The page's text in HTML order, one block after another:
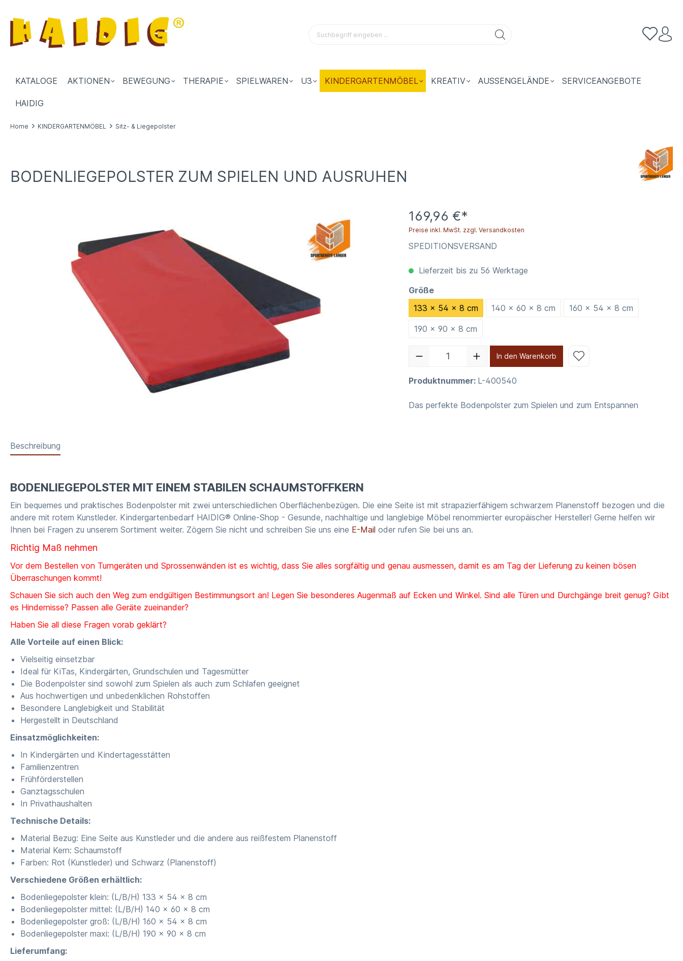
KATALOGE AKTIONEN BEWEGUNG THERAPIE SPIELWAREN U3 KINDERGARTENMÖBEL KREATIV AUSSENGELÄNDE SERVICEANGEBOTE
HAIDIG
Home KINDERGARTENMÖBEL Sitz- & Liegepolster
BODENLIEGEPOLSTER ZUM SPIELEN UND AUSRUHEN
169,96 €*
Preise inkl. MwSt. zzgl. Versandkosten
SPEDITIONSVERSAND
Lieferzeit bis zu 56 Werktage
Größe
133 x 54 x 8 cm
140 x 60 x 8 cm 160 x 54 x 8 cm
190 x 90 x 8 cm
In den Warenkorb
Produktnummer: L-400540
Das perfekte Bodenpolster zum Spielen und zum Entspannen
Beschreibung
BODENLIEGEPOLSTER MIT EINEM STABILEN SCHAUMSTOFFKERN
Ein bequemes und praktisches Bodenpolster mit zwei unterschiedlichen Oberflächenbezügen. Die eine Seite ist mit strapazierfähigem schwarzem Planenstoff bezogen und die
andere mit rotem Kunstleder. Kindergartenbedarf HAIDIG® Online-Shop - Gesunde, nachhaltige und langlebige Möbel renommierter europäischer Hersteller! Gerne helfen wir
Ihnen bei Fragen zu unserem Sortiment weiter. Zögern Sie nicht und schreiben Sie uns eine E-Mail oder rufen Sie bei uns an.
Richtig Maß nehmen
Vor dem Bestellen von Turngeräten und Sprossenwänden ist es wichtig, dass Sie alles sorgfältig und genau ausmessen, damit es am Tag der Lieferung zu keinen bösen
Überraschungen kommt!
Schauen Sie sich auch den Weg zum endgültigen Bestimmungsort an! Legen Sie besonderes Augenmaß auf Ecken und Winkel. Sind alle Türen und Durchgänge breit genug? Gibt
es Hindernisse? Passen alle Geräte zueinander?
Haben Sie all diese Fragen vorab geklärt?
Alle Vorteile auf einen Blick:
Vielseitig einsetzbar
Ideal für KiTas, Kindergärten, Grundschulen und Tagesmütter
Die Bodenpolster sind sowohl zum Spielen als auch zum Schlafen geeignet
Aus hochwertigen und unbedenklichen Rohstoffen
Besondere Langlebigkeit und Stabilität
Hergestellt in Deutschland
Einsatzmöglichkeiten:
In Kindergärten und Kindertagesstätten
Familienzentren
Frühförderstellen
Ganztagsschulen
In Privathaushalten
Technische Details:
Material Bezug: Eine Seite aus Kunstleder und die andere aus reißfestem Planenstoff
Material Kern: Schaumstoff
Farben: Rot (Kunstleder) und Schwarz (Planenstoff)
Verschiedene Größen erhältlich:
Bodenliegepolster klein: (L/B/H) 133 x 54 x 8 cm
Bodenliegepolster mittel: (L/B/H) 140 x 60 x 8 cm
Bodenliegepolster groß: (L/B/H) 160 x 54 x 8 cm
Bodenliegepolster maxi: (L/B/H) 190 x 90 x 8 cm
Lieferumfang: